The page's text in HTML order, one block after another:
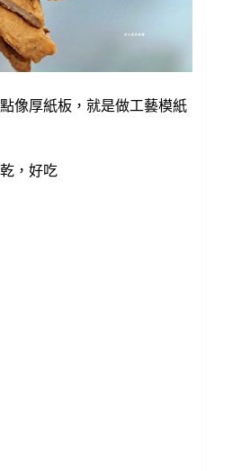
像厚紙板，就是做工藝模紙
，好吃